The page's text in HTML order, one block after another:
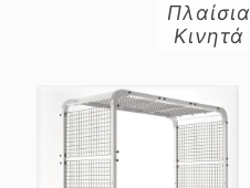
Πλαίσια
Κινητά